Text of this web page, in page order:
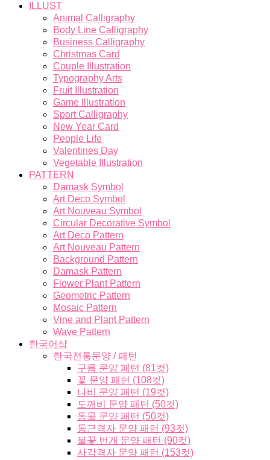
ILLUST
Animal Calligraphy
Body Line Calligraphy
Business Calligraphy
Christmas Card
Couple Illustration
Typography Arts
Fruit Illustration
Game Illustration
Sport Calligraphy
New Year Card
People Life
Valentines Day
Vegetable Illustration
PATTERN
Damask Symbol
Art Deco Symbol
Art Nouveau Symbol
Circular Decorative Symbol
Art Deco Pattern
Art Nouveau Pattern
Background Pattern
Damask Pattern
Flower Plant Pattern
Geometric Pattern
Mosaic Pattern
Vine and Plant Pattern
Wave Pattern
한국어샵
한국전통문양 / 패턴
구름 문양 패턴 (81컷)
꽃 문양 패턴 (108컷)
나비 문양 패턴 (19컷)
도깨비 문양 패턴 (50컷)
동물 문양 패턴 (50컷)
둥근격자 문양 패턴 (93컷)
불꽃 번개 문양 패턴 (90컷)
사각격자 문양 패턴 (153컷)